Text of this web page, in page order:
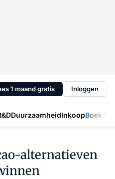
1 maand gratis Inloggen
DuurzaamheidInkoopBoek
alternatieven